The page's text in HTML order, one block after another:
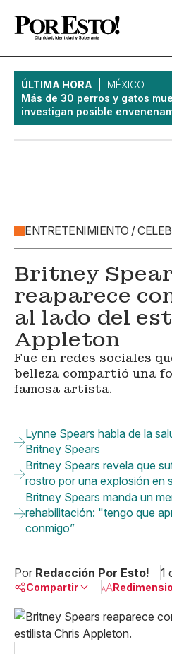
ÚLTIMA HORA
MÉXICO
Más de 30 perros y gatos
investigan posible
ENTRETENIMIENTO /
Britney
reaparece
al lado del
Appleton
Fue en redes sociales
belleza compartió una
famosa artista.
Lynne Spears habla de la
Britney Spears
Britney Spears revela que
rostro por una explosión en
Britney Spears manda un
rehabilitación: "tengo que
conmigo”
Por Redacción Por Esto! 1
Compartir
Linkedin